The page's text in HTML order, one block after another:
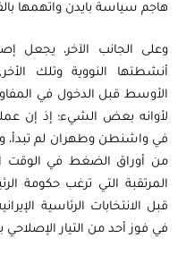
هاجم سياسة بايدن واتهمها
وعلى الجانب الآخر، يجعل
أنشطتها النووية وتلك
الأوسط قبل الدخول في
لأوانه بعض الشيء؛ إذ إن عملية
في واشنطن وطهران لم تبدأ،
من أوراق الضغط في الوقت
المرتقبة التي ترغب حكومة
في فوز أحد من التيار الإصلاحي